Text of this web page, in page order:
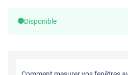
Disponible